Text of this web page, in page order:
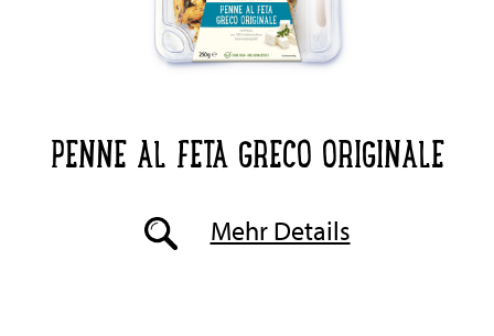
PENNE AL FETA GRECO ORIGINALE
Mehr Details